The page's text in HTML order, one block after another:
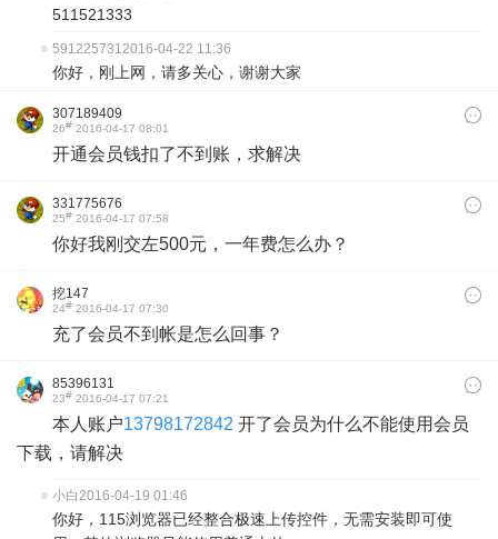
511521333
5912257312016-04-22 11:36
你好，刚上网，请多关心，谢谢大家
307189409
26# 2016-04-17 08:01
开通会员钱扣了不到账，求解决
331775676
25# 2016-04-17 07:58
你好我刚交左500元，一年费怎么办？
挖147
24# 2016-04-17 07:30
充了会员不到帐是怎么回事？
85396131
23# 2016-04-17 07:21
本人账户13798172842 开了会员为什么不能使用会员
下载，请解决
小白2016-04-19 01:46
你好，115浏览器已经整合极速上传控件，无需安装即可使